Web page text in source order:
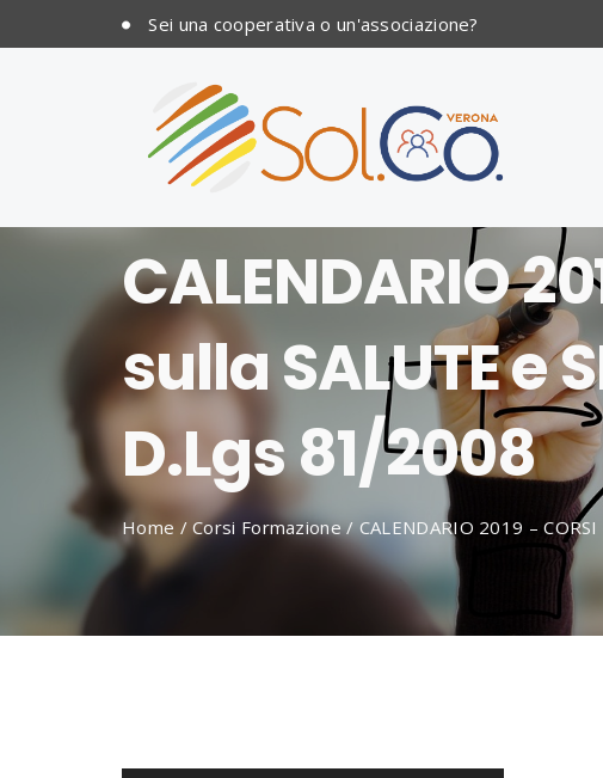
Sei una cooperativa o un'associazione?
CALENDARIO
sulla SALUTE e
D.Lgs 81/2008
Home /Corsi Formazione/ CALENDARIO 2019 –